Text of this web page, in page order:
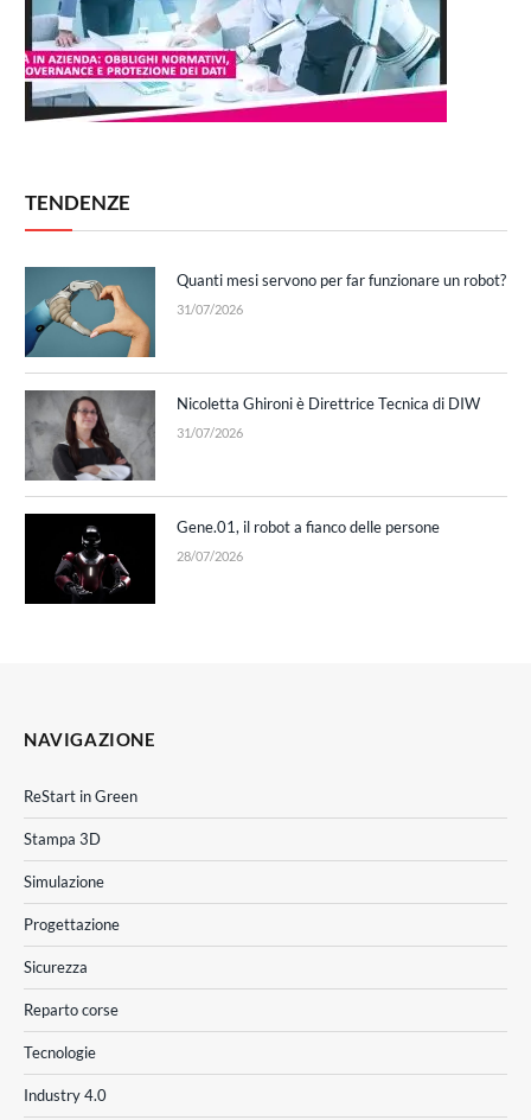
TENDENZE
Quanti mesi servono per far funzionare un robot?
31/07/2026
Nicoletta Ghironi è Direttrice Tecnica di DIW
31/07/2026
Gene.01, il robot a fianco delle persone
28/07/2026
NAVIGAZIONE
ReStart in Green
Stampa 3D
Simulazione
Progettazione
Sicurezza
Reparto corse
Tecnologie
Industry 4.0